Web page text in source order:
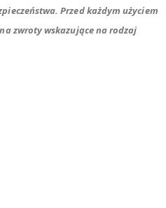
Przed każdym użyciem
zwroty wskazujące na rodzaj